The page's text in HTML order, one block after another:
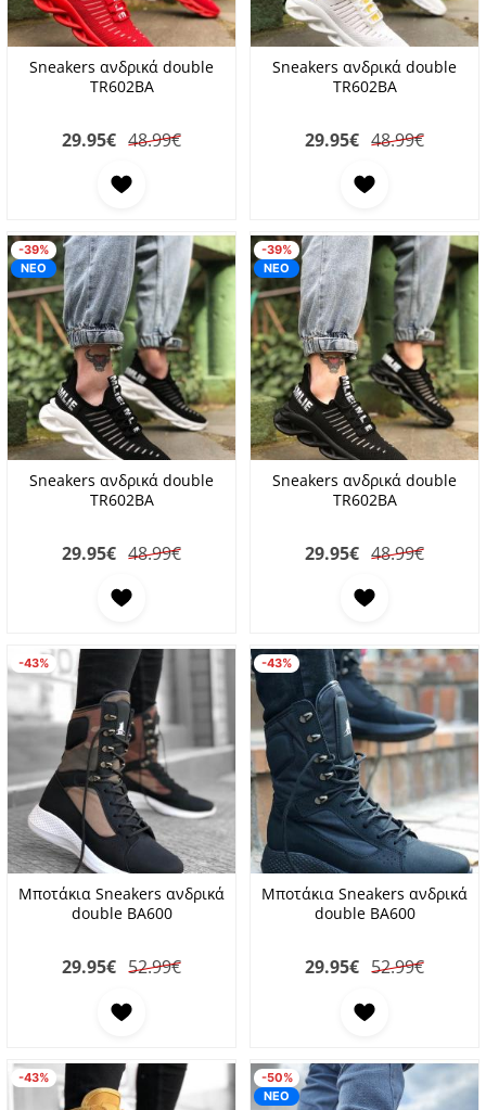
Sneakers ανδρικά double
TR602BA
29.95€ 48.99€
Προσθήκη στα αγαπημένα
Sneakers ανδρικά double
TR602BA
29.95€ 48.99€
Προσθήκη στα
Sneakers ανδρικά double
TR602BA
-39%
ΝΕΟ
29.95€ 48.99€
Προσθήκη στα αγαπημένα
Sneakers ανδρικά double
TR602BA
-39%
ΝΕΟ
29.95€ 48.99€
Προσθήκη στα
Μποτάκια Sneakers ανδρικά
double BA600
-43%
29.95€ 52.99€
Προσθήκη στα αγαπημένα
Μποτάκια Sneakers ανδρικά
double BA600
-43%
29.95€ 52.99€
Προσθήκη στα
-43%
-50%
ΝΕΟ